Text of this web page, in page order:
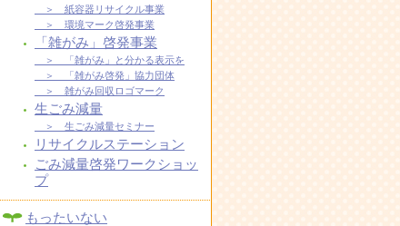
＞ 紙容器リサイクル事業
＞ 環境マーク啓発事業
「雑がみ」啓発事業
＞ 「雑がみ」と分かる表示を
＞ 「雑がみ啓発」協力団体
＞ 雑がみ回収ロゴマーク
生ごみ減量
＞ 生ごみ減量セミナー
リサイクルステーション
ごみ減量啓発ワークショッ
プ
もったいない